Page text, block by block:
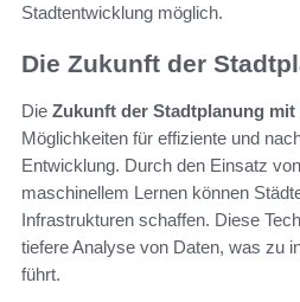
Stadtentwicklung möglich.
Die Zukunft der
Die Zukunft der Stadtplanung mit
Möglichkeiten für effiziente und
Entwicklung. Durch den Einsatz
maschinellem Lernen können
Infrastrukturen schaffen. Diese
tiefere Analyse von Daten, was zu
führt.